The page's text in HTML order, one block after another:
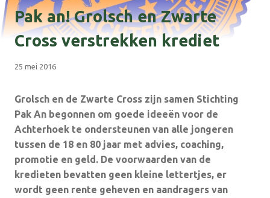
Pak an! Grolsch en Zwarte
Cross verstrekken krediet
25 mei 2016
Grolsch en de Zwarte Cross zijn samen Stichting
Pak An begonnen om goede ideeën voor de
Achterhoek te ondersteunen van alle jongeren
tussen de 18 en 80 jaar met advies, coaching,
promotie en geld. De voorwaarden van de
kredieten bevatten geen kleine lettertjes, er
wordt geen rente geheven en aandragers van